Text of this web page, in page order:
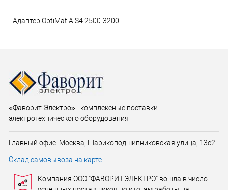
Адаптер OptiMat A S4 2500-3200
«Фаворит-Электро» - комплексные поставки
электротехнического оборудования
Главный офис: Москва, Шарикоподшипниковская улица, 13с2
Склад самовывоза на карте
Компания ООО "ФАВОРИТ-ЭЛЕКТРО" вошла в число